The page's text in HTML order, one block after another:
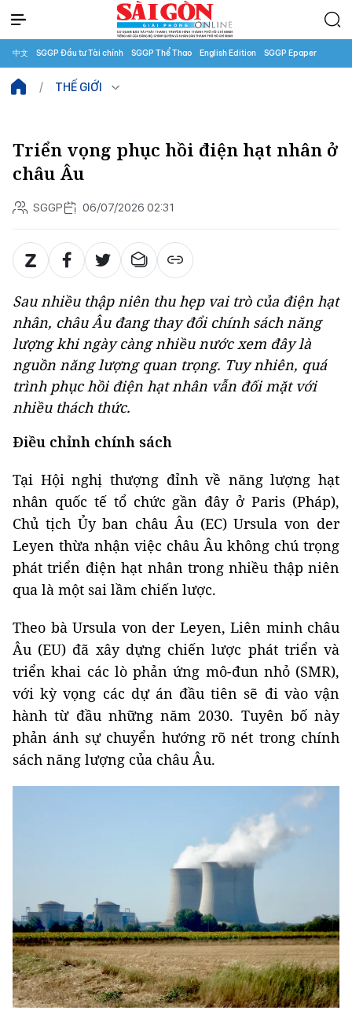
中文 SGGP Đầu tư Tài chính SGGP Thể Thao English Edition SGGP Epaper
THẾ GIỚI
Triển vọng phục hồi điện hạt nhân ở
châu Âu
SGGP 06/07/2026 02:31
Sau nhiều thập niên thu hẹp vai trò của điện hạt
nhân, châu Âu đang thay đổi chính sách năng
lượng khi ngày càng nhiều nước xem đây là
nguồn năng lượng quan trọng. Tuy nhiên, quá
trình phục hồi điện hạt nhân vẫn đối mặt với
nhiều thách thức.
Điều chỉnh chính sách
Tại Hội nghị thượng đỉnh về năng lượng hạt
nhân quốc tế tổ chức gần đây ở Paris (Pháp),
Chủ tịch Ủy ban châu Âu (EC) Ursula von der
Leyen thừa nhận việc châu Âu không chú trọng
phát triển điện hạt nhân trong nhiều thập niên
qua là một sai lầm chiến lược.
Theo bà Ursula von der Leyen, Liên minh châu
Âu (EU) đã xây dựng chiến lược phát triển và
triển khai các lò phản ứng mô-đun nhỏ (SMR),
với kỳ vọng các dự án đầu tiên sẽ đi vào vận
hành từ đầu những năm 2030. Tuyên bố này
phản ánh sự chuyển hướng rõ nét trong chính
sách năng lượng của châu Âu.